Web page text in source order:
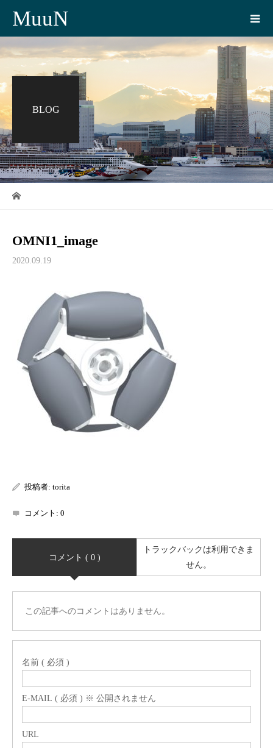
MuuN
BLOG
OMNI1_image
2020.09.19
投稿者: torita
コメント: 0
コメント ( 0 )
トラックバックは利用できま
せん。
この記事へのコメントはありません。
名前 ( 必須 )
E-MAIL ( 必須 ) ※ 公開されません
URL